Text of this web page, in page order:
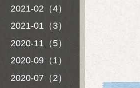
2021-02（4）
2021-01（3）
2020-11（5）
2020-09（1）
2020-07（2）